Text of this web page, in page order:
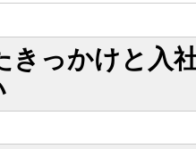
きっかけと入